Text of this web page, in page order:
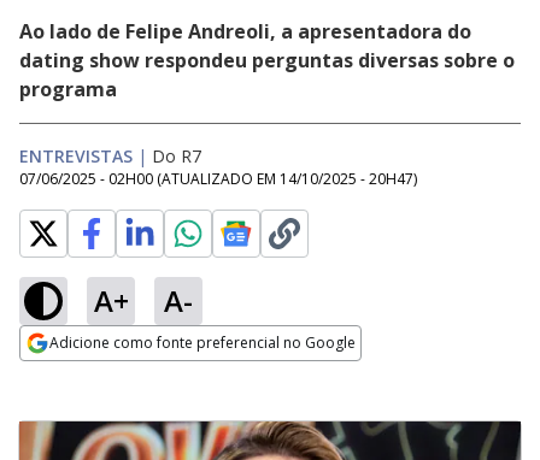
Ao lado de Felipe Andreoli, a apresentadora do
dating show respondeu perguntas diversas sobre o
programa
ENTREVISTAS | Do R7
07/06/2025 - 02H00 (ATUALIZADO EM 14/10/2025 - 20H47)
A+ A-
Adicione como fonte preferencial no Google